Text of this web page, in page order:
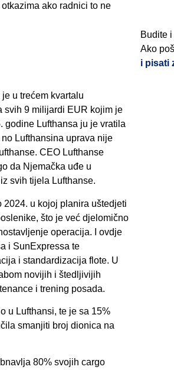
ako radnici to ne
u trećem kvartalu
svih 9 milijardi EUR kojim je
godine Lufthansa ju je vratila
Lufthansina uprava nije
CEO Lufthanse
da Njemačka uđe u
svih tijela Lufthanse.
2024. u kojoj planira uštedjeti
što je već djelomično
operacija. I ovdje
i SunExpressa te
i standardizacija flote. U
novijih i štedljivijih
i trening posada.
u Lufthansi, te je sa 15%
smanjiti broj dionica na
80% svojih cargo
Budite
Ako
i pisati